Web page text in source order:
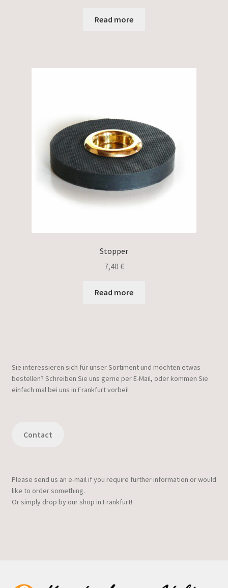
Read more
Stopper
7,40 €
Read more
Sie interessieren sich für unser Sortiment und möchten etwas
bestellen? Schreiben Sie uns gerne per E-Mail, oder kommen Sie
einfach mal bei uns in Frankfurt vorbei!
Contact
Please send us an e-mail if you require further information or would
like to order something.
Or simply drop by our shop in Frankfurt!